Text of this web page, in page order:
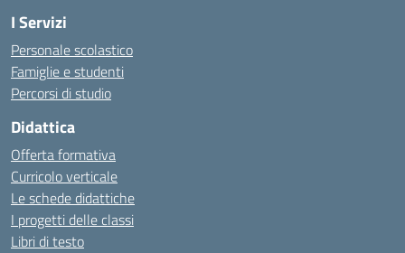
I Servizi
Personale scolastico
Famiglie e studenti
Percorsi di studio
Didattica
Offerta formativa
Curricolo verticale
Le schede didattiche
I progetti delle classi
Libri di testo